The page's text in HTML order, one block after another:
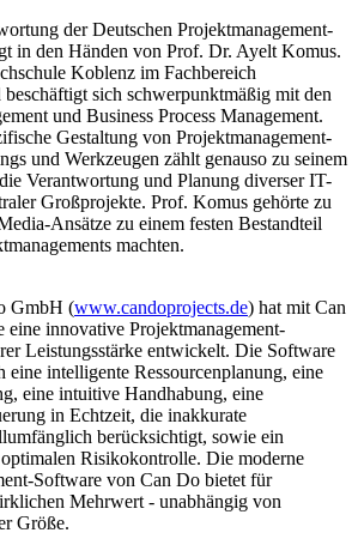
der Deutschen Projektmanagement-
in den Händen von Prof. Dr. Ayelt Komus.
Koblenz im Fachbereich
sich schwerpunktmäßig mit den
und Business Process Management.
Gestaltung von Projektmanagement-
und Werkzeugen zählt genauso zu seinem
Verantwortung und Planung diverser IT-
Großprojekte. Prof. Komus gehörte zu
Ansätze zu einem festen Bestandteil
machten.
GmbH (www.candoprojects.de) hat mit Can
innovative Projektmanagement-
Leistungsstärke entwickelt. Die Software
eine intelligente Ressourcenplanung, eine
eine intuitive Handhabung, eine
in Echtzeit, die inakkurate
berücksichtigt, sowie ein
Risikokontrolle. Die moderne
Software von Can Do bietet für
Mehrwert - unabhängig von
Größe.